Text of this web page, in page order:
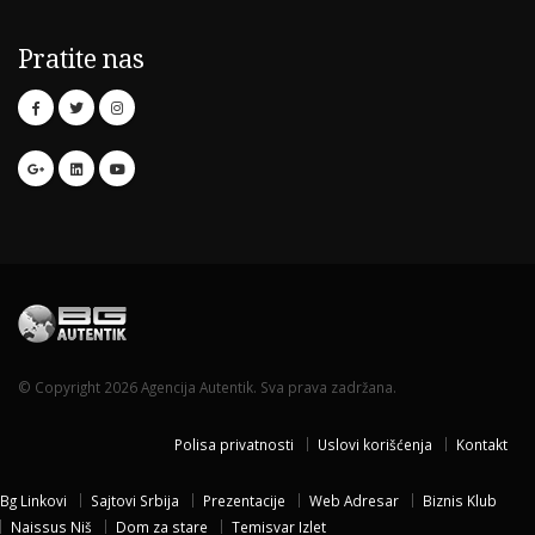
Pratite nas
© Copyright 2026 Agencija Autentik. Sva prava zadržana.
Polisa privatnosti Uslovi korišćenja Kontakt
Bg Linkovi Sajtovi Srbija Prezentacije Web Adresar
Biznis Klub
Naissus Niš
Dom za stare Temisvar Izlet